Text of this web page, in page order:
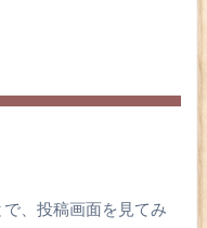
、投稿画面を見てみ